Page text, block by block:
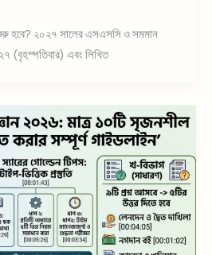
হবে? ২০২৭ সালের এসএসসি ও সমমান
(বৃহস্পতিবার) এবং লিখিত